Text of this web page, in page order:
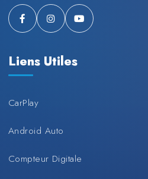
Liens Utiles
CarPlay
Android Auto
Compteur Digitale